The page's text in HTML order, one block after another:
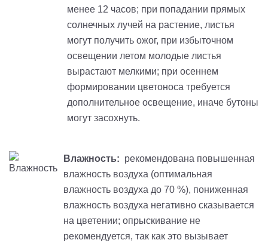
менее 12 часов; при попадании прямых
солнечных лучей на растение, листья
могут получить ожог, при избыточном
освещении летом молодые листья
вырастают мелкими; при осеннем
формировании цветоноса требуется
дополнительное освещение, иначе бутоны
могут засохнуть.
Влажность: рекомендована повышенная
влажность воздуха (оптимальная
влажность воздуха до 70 %), пониженная
влажность воздуха негативно сказывается
на цветении; опрыскивание не
рекомендуется, так как это вызывает